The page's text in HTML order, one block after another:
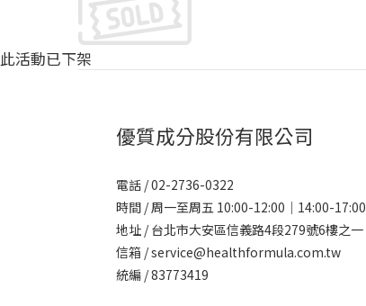
此活動已下架
優質成分股份有限公司
電話 / 02-2736-0322
時間 / 周一至周五 10:00-12:00｜14:00-17:00
地址 / 台北市大安區信義路4段279號6樓之一
信箱 / service@healthformula.com.tw
統編 / 83773419